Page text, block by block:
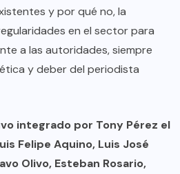
y por qué no, la
en el sector para
a las autoridades, siempre
y deber del periodista
integrado por Tony Pérez el
Felipe Aquino, Luis José
Olivo, Esteban Rosario,